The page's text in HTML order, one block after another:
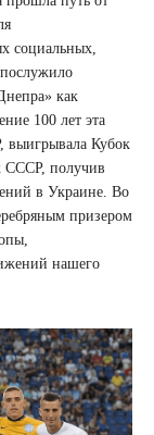
социальных,
как
100 лет эта
выигрывала Кубок
СССР, получив
в Украине. Во
призером
нашего